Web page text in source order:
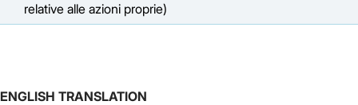
relative alle azioni proprie)
ENGLISH TRANSLATION